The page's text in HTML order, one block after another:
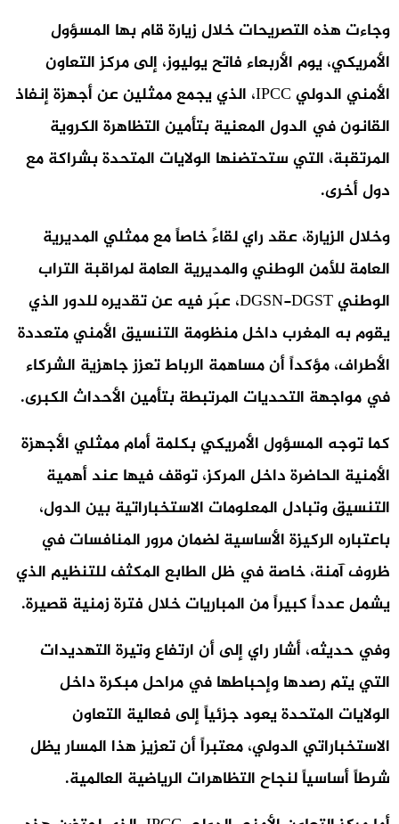
وجاءت هذه التصريحات خلال زيارة قام بها المسؤول
الأمريكي، يوم الأربعاء فاتح يوليوز، إلى مركز التعاون
الأمني الدولي IPCC، الذي يجمع ممثلين عن أجهزة إنفاذ
القانون في الدول المعنية بتأمين التظاهرة الكروية
المرتقبة، التي ستحتضنها الولايات المتحدة بشراكة مع
دول أخرى.
وخلال الزيارة، عقد راي لقاءً خاصاً مع ممثلي المديرية
العامة للأمن الوطني والمديرية العامة لمراقبة التراب
الوطني DGSN-DGST، عبّر فيه عن تقديره للدور الذي
يقوم به المغرب داخل منظومة التنسيق الأمني متعددة
الأطراف، مؤكداً أن مساهمة الرباط تعزز جاهزية الشركاء
في مواجهة التحديات المرتبطة بتأمين الأحداث الكبرى.
كما توجه المسؤول الأمريكي بكلمة أمام ممثلي الأجهزة
الأمنية الحاضرة داخل المركز، توقف فيها عند أهمية
التنسيق وتبادل المعلومات الاستخباراتية بين الدول،
باعتباره الركيزة الأساسية لضمان مرور المنافسات في
ظروف آمنة، خاصة في ظل الطابع المكثف للتنظيم الذي
يشمل عدداً كبيراً من المباريات خلال فترة زمنية قصيرة.
وفي حديثه، أشار راي إلى أن ارتفاع وتيرة التهديدات
التي يتم رصدها وإحباطها في مراحل مبكرة داخل
الولايات المتحدة يعود جزئياً إلى فعالية التعاون
الاستخباراتي الدولي، معتبراً أن تعزيز هذا المسار يظل
شرطاً أساسياً لنجاح التظاهرات الرياضية العالمية.